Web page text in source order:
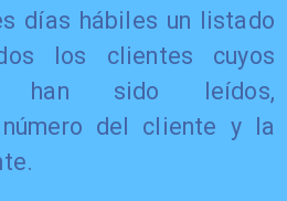
días hábiles un listado
los clientes cuyos
han sido leídos,
del cliente y la